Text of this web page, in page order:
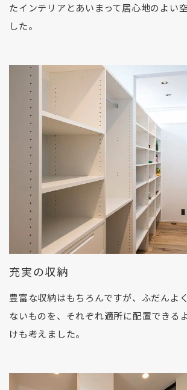
たインテリアとあいまって居心地のよい
した。
充実の収納
豊富な収納はもちろんですが、ふだんよ
ないものを、それぞれ適所に配置できる
けも考えました。